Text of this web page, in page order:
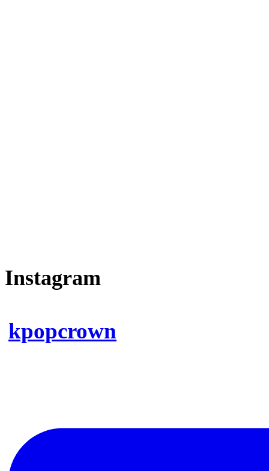
Instagram
kpopcrown